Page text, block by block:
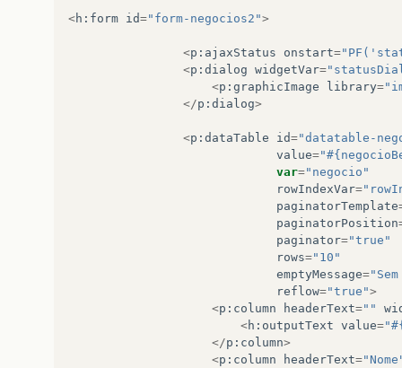
<h : form id="form-negocios2">
<p : ajaxStatus onstart=
<p : dialog widgetVar=
<p : graphicImage library=
</p : dialog>
<p : dataTable id="datatable-
value=
var="negocio"
rowIndexVar=
paginatorTemplate
paginatorPosition
paginator="true"
rows="10"
emptyMessage=
reflow="true">
<p : column headerText=""
<h : outputText value=
</p : column>
<p : column headerText=